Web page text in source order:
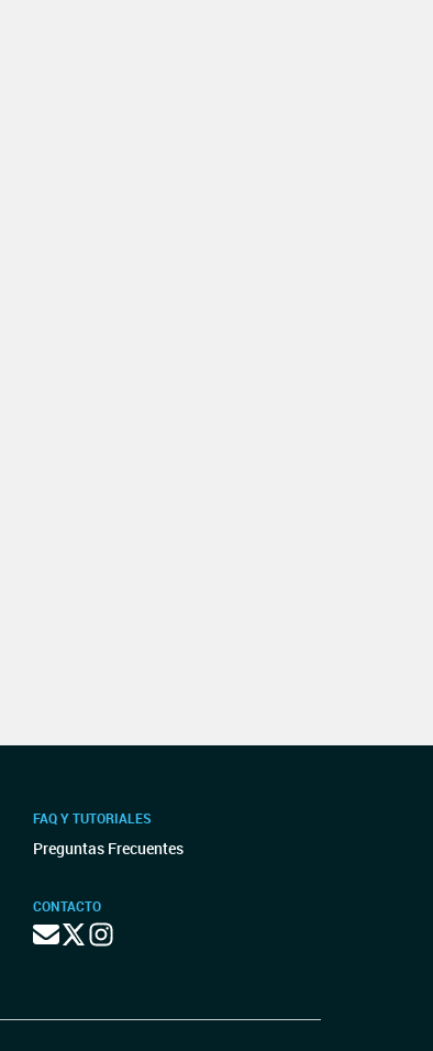
FAQ Y TUTORIALES
Preguntas Frecuentes
CONTACTO